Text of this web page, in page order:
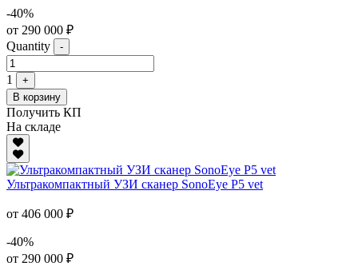
-40%
от 290 000 ₽
Quantity
-
1
+
В корзину
Получить КП
На складе
Ультракомпактный УЗИ сканер SonoEye P5 vet
от 406 000 ₽
-40%
от 290 000 ₽